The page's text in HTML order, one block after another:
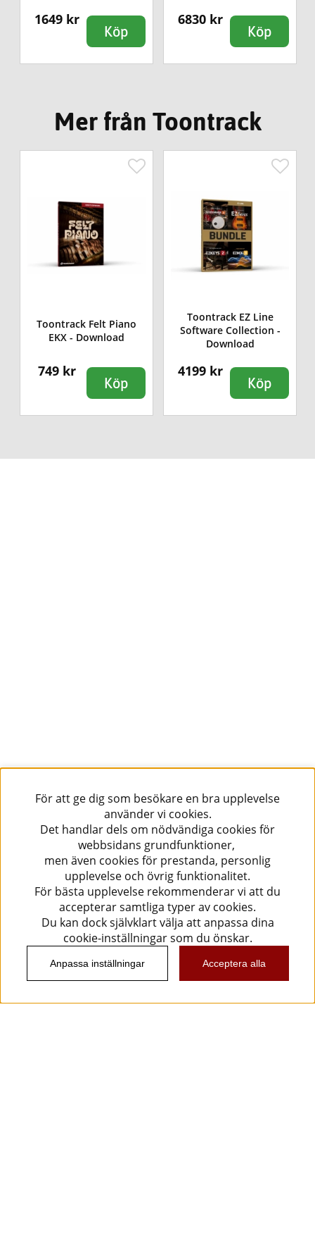
1649 kr
Köp
6830 kr
Köp
Mer från Toontrack
Toontrack Felt Piano
EKX - Download
749 kr
Köp
Toontrack EZ Line
Software Collection -
Download
4199 kr
Köp
För att ge dig som besökare en bra upplevelse
använder vi cookies.
Det handlar dels om nödvändiga cookies för
webbsidans grundfunktioner,
men även cookies för prestanda, personlig
upplevelse och övrig funktionalitet.
För bästa upplevelse rekommenderar vi att du
accepterar samtliga typer av cookies.
Du kan dock självklart välja att anpassa dina
cookie-inställningar som du önskar.
Anpassa inställningar Acceptera alla